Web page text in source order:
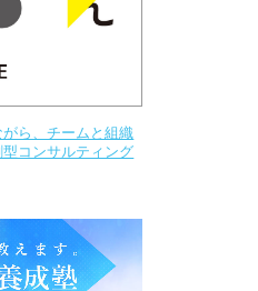
ら、チームと組織
コンサルティング